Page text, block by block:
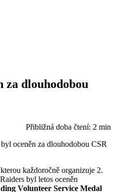
za dlouhodobou
Přibližná doba čtení: 2 min
oceněn za dlouhodobou CSR
každoročně organizuje 2.
byl letos oceněn
Volunteer Service Medal